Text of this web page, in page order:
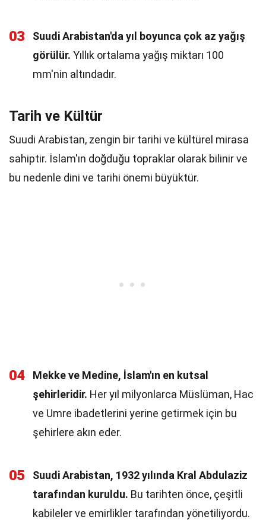
03
Suudi Arabistan'da yıl boyunca çok az yağış
görülür. Yıllık ortalama yağış miktarı 100
mm'nin altındadır.
Tarih ve Kültür
Suudi Arabistan, zengin bir tarihi ve kültürel mirasa
sahiptir. İslam'ın doğduğu topraklar olarak bilinir ve
bu nedenle dini ve tarihi önemi büyüktür.
04
Mekke ve Medine, İslam'ın en kutsal
şehirleridir. Her yıl milyonlarca Müslüman, Hac
ve Umre ibadetlerini yerine getirmek için bu
şehirlere akın eder.
05
Suudi Arabistan, 1932 yılında Kral Abdulaziz
tarafından kuruldu. Bu tarihten önce, çeşitli
kabileler ve emirlikler tarafından yönetiliyordu.